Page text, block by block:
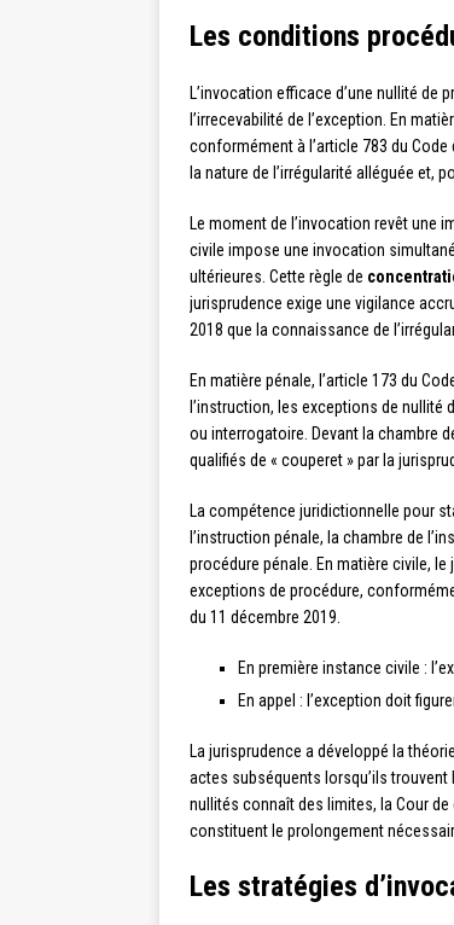
Les conditions
L’invocation efficace d’une nullité
l’irrecevabilité de l’exception. En
conformément à l’article 783 du
la nature de l’irrégularité alléguée et,
Le moment de l’invocation revêt une
civile impose une invocation
ultérieures. Cette règle de
jurisprudence exige une vigilance
2018 que la connaissance de
En matière pénale, l’article 173 du
l’instruction, les exceptions de nullité
ou interrogatoire. Devant la chambre
qualifiés de « couperet » par la
La compétence juridictionnelle pour
l’instruction pénale, la chambre de
procédure pénale. En matière civile,
exceptions de procédure,
du 11 décembre 2019.
En première instance civile :
En appel : l’exception doit
La jurisprudence a développé la
actes subséquents lorsqu’ils
nullités connaît des limites, la Cour
constituent le prolongement
Les stratégies